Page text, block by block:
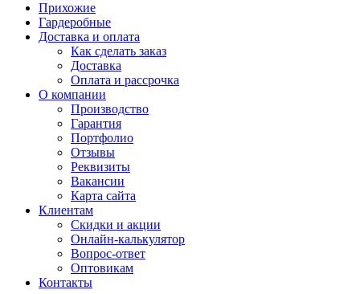
Прихожие
Гардеробные
Доставка и оплата
Как сделать заказ
Доставка
Оплата и рассрочка
О компании
Производство
Гарантия
Портфолио
Отзывы
Реквизиты
Вакансии
Карта сайта
Клиентам
Скидки и акции
Онлайн-калькулятор
Вопрос-ответ
Оптовикам
Контакты